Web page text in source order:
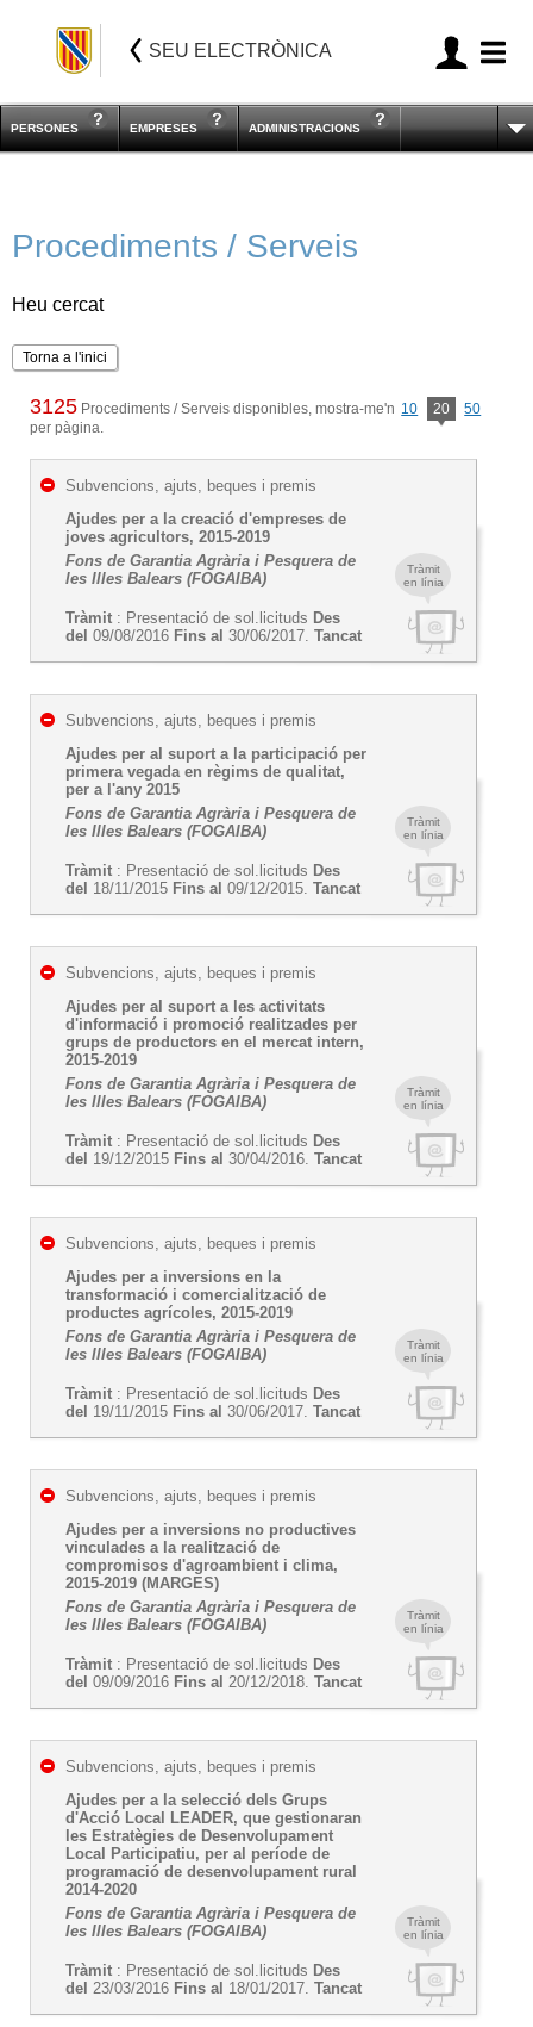
SEU ELECTRÒNICA
PERSONES EMPRESES ADMINISTRACIONS
Procediments / Serveis
Heu cercat
Torna a l'inici
3125 Procediments / Serveis disponibles, mostra-me'n 10 20
50
per pàgina.
Tràmit
en línia
Subvencions, ajuts, beques i premis
Ajudes per a la creació d'empreses de
joves agricultors, 2015-2019
Fons de Garantia Agrària i Pesquera de
les Illes Balears (FOGAIBA)
Tràmit : Presentació de sol.licituds Des
del 09/08/2016 Fins al 30/06/2017. Tancat
Tràmit
en línia
Subvencions, ajuts, beques i premis
Ajudes per al suport a la participació per
primera vegada en règims de qualitat,
per a l'any 2015
Fons de Garantia Agrària i Pesquera de
les Illes Balears (FOGAIBA)
Tràmit : Presentació de sol.licituds Des
del 18/11/2015 Fins al 09/12/2015. Tancat
Tràmit
en línia
Subvencions, ajuts, beques i premis
Ajudes per al suport a les activitats
d'informació i promoció realitzades per
grups de productors en el mercat intern,
2015-2019
Fons de Garantia Agrària i Pesquera de
les Illes Balears (FOGAIBA)
Tràmit : Presentació de sol.licituds Des
del 19/12/2015 Fins al 30/04/2016. Tancat
Tràmit
en línia
Subvencions, ajuts, beques i premis
Ajudes per a inversions en la
transformació i comercialització de
productes agrícoles, 2015-2019
Fons de Garantia Agrària i Pesquera de
les Illes Balears (FOGAIBA)
Tràmit : Presentació de sol.licituds Des
del 19/11/2015 Fins al 30/06/2017. Tancat
Tràmit
en línia
Subvencions, ajuts, beques i premis
Ajudes per a inversions no productives
vinculades a la realització de
compromisos d'agroambient i clima,
2015-2019 (MARGES)
Fons de Garantia Agrària i Pesquera de
les Illes Balears (FOGAIBA)
Tràmit : Presentació de sol.licituds Des
del 09/09/2016 Fins al 20/12/2018. Tancat
Tràmit
en línia
Subvencions, ajuts, beques i premis
Ajudes per a la selecció dels Grups
d'Acció Local LEADER, que gestionaran
les Estratègies de Desenvolupament
Local Participatiu, per al període de
programació de desenvolupament rural
2014-2020
Fons de Garantia Agrària i Pesquera de
les Illes Balears (FOGAIBA)
Tràmit : Presentació de sol.licituds Des
del 23/03/2016 Fins al 18/01/2017. Tancat